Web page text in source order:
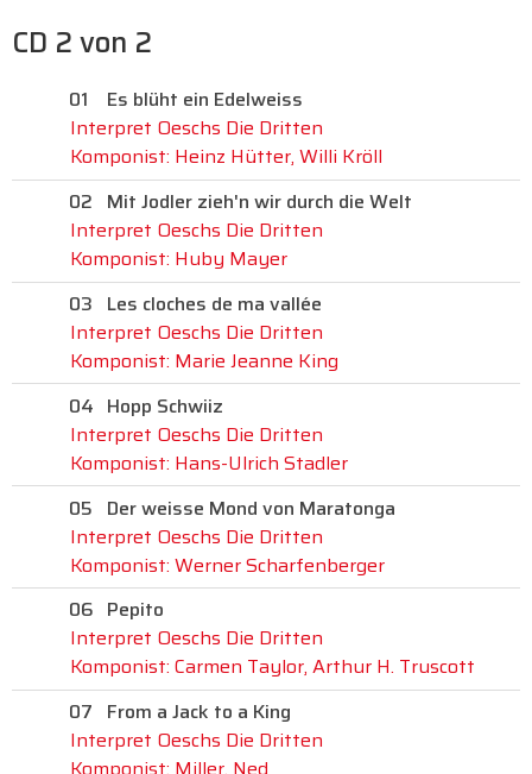
CD 2 von 2
01
Es blüht ein Edelweiss
Interpret Oeschs Die Dritten
Komponist: Heinz Hütter, Willi Kröll
02 Mit Jodler zieh'n wir durch die Welt
Interpret Oeschs Die Dritten
Komponist: Huby Mayer
03 Les cloches de ma vallée
Interpret Oeschs Die Dritten
Komponist: Marie Jeanne King
04 Hopp Schwiiz
Interpret Oeschs Die Dritten
Komponist: Hans-Ulrich Stadler
05 Der weisse Mond von Maratonga
Interpret Oeschs Die Dritten
Komponist: Werner Scharfenberger
06 Pepito
Interpret Oeschs Die Dritten
Komponist: Carmen Taylor, Arthur H. Truscott
07 From a Jack to a King
Interpret Oeschs Die Dritten